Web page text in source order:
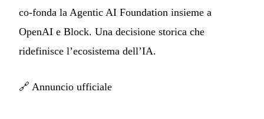
co-fonda la Agentic AI Foundation insieme a
OpenAI e Block. Una decisione storica che
ridefinisce l’ecosistema dell’IA.
🔗 Annuncio ufficiale